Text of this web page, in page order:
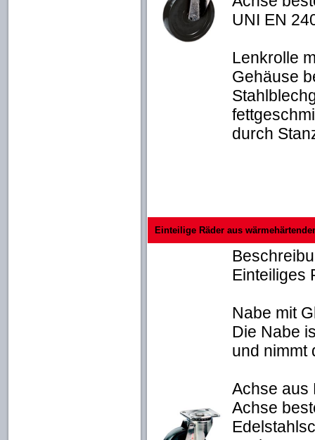
UNI EN
Lenkrolle
Gehäuse
durch
Einteilige Räder aus
Einteiliges
Nabe mit
Die Nabe
und nimmt
Achse aus
Achse